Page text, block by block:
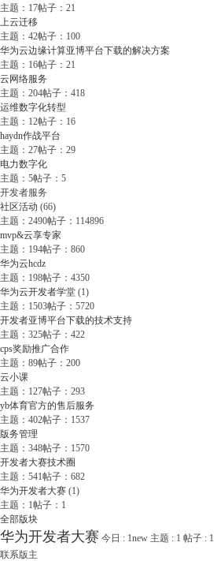
主题：17帖子：21
上云迁移
主题：42帖子：100
华为云边缘计算亚博平台下载的解决方案
主题：16帖子：21
云网络服务
主题：204帖子：418
运维数字化转型
主题：12帖子：16
haydn作战平台
主题：27帖子：29
电力数字化
主题：5帖子：5
开发者服务
社区活动 (66)
主题：2490帖子：114896
mvp&云享专家
主题：194帖子：860
华为云hcdz
主题：198帖子：4350
华为云开发者学堂 (1)
主题：1503帖子：5720
开发者亚博平台下载的技术支持
主题：325帖子：422
cps奖励推广合作
主题：89帖子：200
云小课
主题：127帖子：293
yb体育官方的售后服务
主题：402帖子：1537
版务管理
主题：348帖子：1570
开发者大赛技术圈
主题：541帖子：682
华为开发者大赛 (1)
主题：1帖子：1
全部版块
华为开发者大赛 今日 : 1new 主题 : 1 帖子 : 1
联系版主